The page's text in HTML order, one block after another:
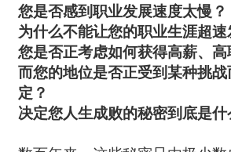
您是否感到职业发展速度太慢？
为什么不能让您的职业生涯超速
您是否正考虑如何获得高薪、高
而您的地位是否正受到某种挑
定？
决定您人生成败的秘密到底是什